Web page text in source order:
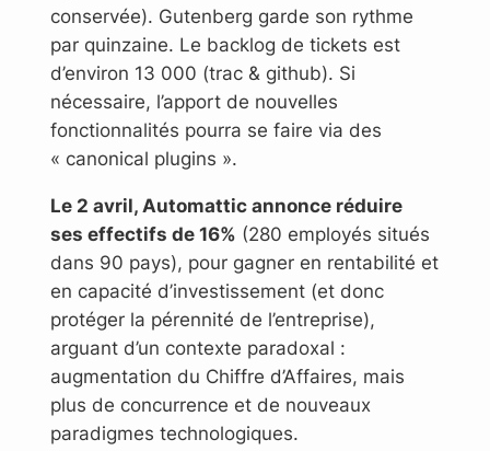
conservée). Gutenberg garde son rythme
par quinzaine. Le backlog de tickets est
d’environ 13 000 (trac & github). Si
nécessaire, l’apport de nouvelles
fonctionnalités pourra se faire via des
« canonical plugins ».
Le 2 avril, Automattic annonce réduire
ses effectifs de 16% (280 employés situés
dans 90 pays), pour gagner en rentabilité et
en capacité d’investissement (et donc
protéger la pérennité de l’entreprise),
arguant d’un contexte paradoxal :
augmentation du Chiffre d’Affaires, mais
plus de concurrence et de nouveaux
paradigmes technologiques.